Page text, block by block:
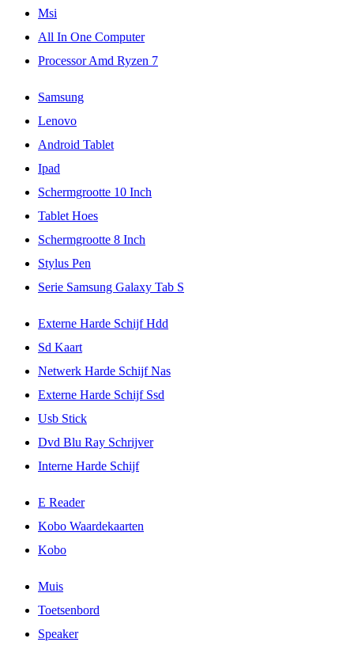
Msi
All In One Computer
Processor Amd Ryzen 7
Samsung
Lenovo
Android Tablet
Ipad
Schermgrootte 10 Inch
Tablet Hoes
Schermgrootte 8 Inch
Stylus Pen
Serie Samsung Galaxy Tab S
Externe Harde Schijf Hdd
Sd Kaart
Netwerk Harde Schijf Nas
Externe Harde Schijf Ssd
Usb Stick
Dvd Blu Ray Schrijver
Interne Harde Schijf
E Reader
Kobo Waardekaarten
Kobo
Muis
Toetsenbord
Speaker